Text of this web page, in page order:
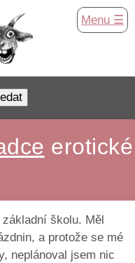
Menu ☰
erotické
školu. Měl
a protože se mé
neplánoval jsem nic